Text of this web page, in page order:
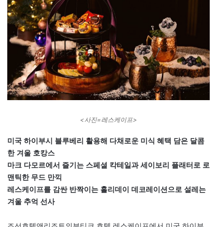
<사진=레스케이프>
미국 하이부시 블루베리 활용해 다채로운 미식 혜택 담은 달콤
한 겨울 호캉스
마크 다모르에서 즐기는 스페셜 칵테일과 세이보리 플래터로 로
맨틱한 무드 만끽
레스케이프를 감싼 반짝이는 홀리데이 데코레이션으로 설레는
겨울 추억 선사